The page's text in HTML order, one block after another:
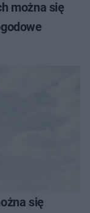
można się
się